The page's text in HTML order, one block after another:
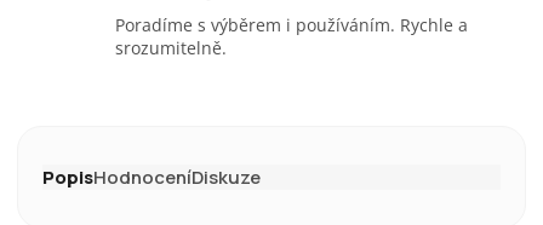
Poradíme s výběrem i používáním. Rychle a
srozumitelně.
PopisHodnoceníDiskuze